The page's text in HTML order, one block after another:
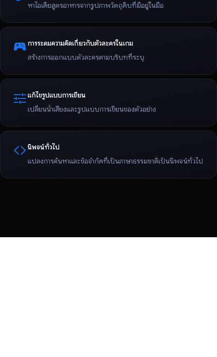
หาไอเดียสูตรอาหารจากรูปภาพวัตถุดิบที่มีอยู่ในมือ
การระดมความคิดเกี่ยวกับตัวละครในเกม
สร้างการออกแบบตัวละครตามบริบทที่ระบุ
แก้ไขรูปแบบการเขียน
เปลี่ยนน้ำเสียงและรูปแบบการเขียนของตัวอย่าง
นิพจน์ทั่วไป
แปลงการค้นหาและข้อจำกัดที่เป็นภาษาธรรมชาติเป็นนิพจน์ทั่วไป